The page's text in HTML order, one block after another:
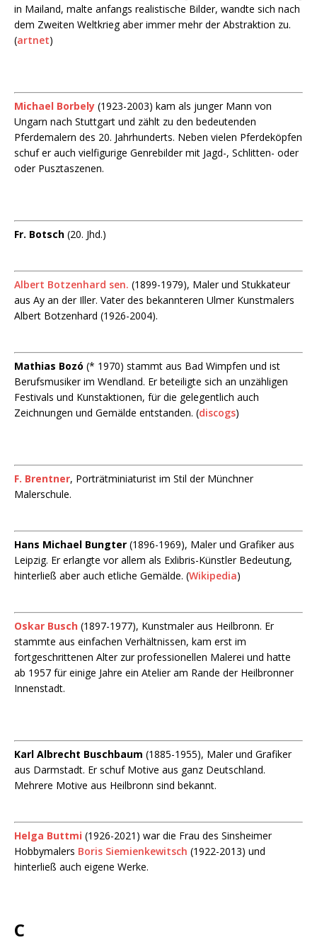
in Mailand, malte anfangs realistische Bilder, wandte sich nach
dem Zweiten Weltkrieg aber immer mehr der Abstraktion zu.
(artnet)
Michael Borbely (1923-2003) kam als junger Mann von
Ungarn nach Stuttgart und zählt zu den bedeutenden
Pferdemalern des 20. Jahrhunderts. Neben vielen Pferdeköpfen
schuf er auch vielfigurige Genrebilder mit Jagd-, Schlitten- oder
oder Pusztaszenen.
Fr. Botsch (20. Jhd.)
Albert Botzenhard sen. (1899-1979), Maler und Stukkateur
aus Ay an der Iller. Vater des bekannteren Ulmer Kunstmalers
Albert Botzenhard (1926-2004).
Mathias Bozó (* 1970) stammt aus Bad Wimpfen und ist
Berufsmusiker im Wendland. Er beteiligte sich an unzähligen
Festivals und Kunstaktionen, für die gelegentlich auch
Zeichnungen und Gemälde entstanden. (discogs)
F. Brentner, Porträtminiaturist im Stil der Münchner
Malerschule.
Hans Michael Bungter (1896-1969), Maler und Grafiker aus
Leipzig. Er erlangte vor allem als Exlibris-Künstler Bedeutung,
hinterließ aber auch etliche Gemälde. (Wikipedia)
Oskar Busch (1897-1977), Kunstmaler aus Heilbronn. Er
stammte aus einfachen Verhältnissen, kam erst im
fortgeschrittenen Alter zur professionellen Malerei und hatte
ab 1957 für einige Jahre ein Atelier am Rande der Heilbronner
Innenstadt.
Karl Albrecht Buschbaum (1885-1955), Maler und Grafiker
aus Darmstadt. Er schuf Motive aus ganz Deutschland.
Mehrere Motive aus Heilbronn sind bekannt.
Helga Buttmi (1926-2021) war die Frau des Sinsheimer
Hobbymalers Boris Siemienkewitsch (1922-2013) und
hinterließ auch eigene Werke.
C